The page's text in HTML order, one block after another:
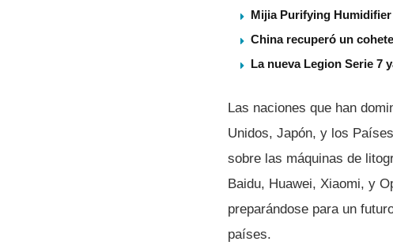
Mijia Purifying
China recuperó un
La nueva Legion Serie 7
Las naciones que han
Unidos, Japón, y los
sobre las máquinas de
Baidu, Huawei, Xiaomi, y
preparándose para un
países.